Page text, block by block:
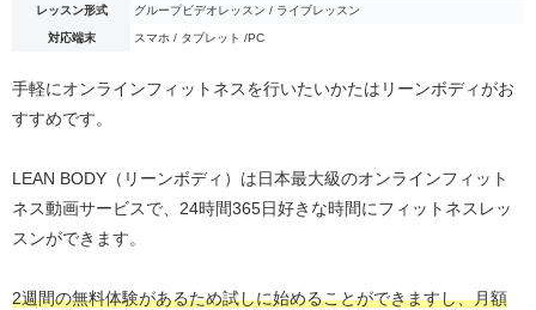
レッスン形式 グループビデオレッスン / ライブレッスン
対応端末 スマホ / タブレット /PC
手軽にオンラインフィットネスを行いたいかたはリーンボディがお
すすめです。
LEAN BODY（リーンボディ）は日本最大級のオンラインフィット
ネス動画サービスで、24時間365日好きな時間にフィットネスレッ
スンができます。
2週間の無料体験があるため試しに始めることができますし、月額